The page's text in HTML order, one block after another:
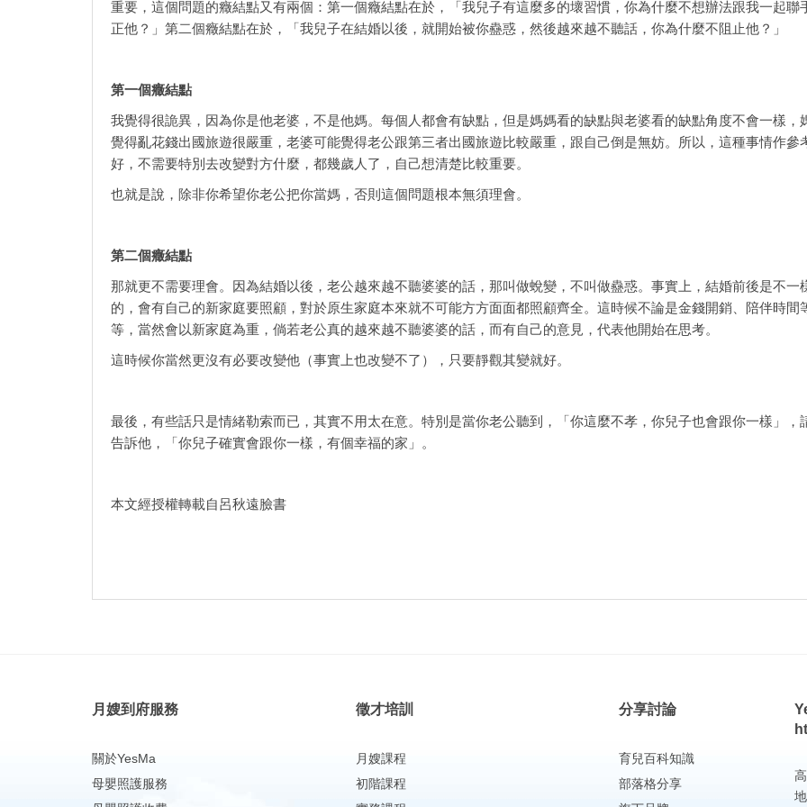
重要，這個問題的癥結點又有兩個：第一個癥結點在於，「我兒子有這麼多的壞習慣，你為什麼不想辦法跟我一起聯
正他？」第二個癥結點在於，「我兒子在結婚以後，就開始被你蠱惑，然後越來越不聽話，你為什麼不阻止他？」
第一個癥結點
我覺得很詭異，因為你是他老婆，不是他媽。每個人都會有缺點，但是媽媽看的缺點與老婆看的缺點角度不會一樣，
覺得亂花錢出國旅遊很嚴重，老婆可能覺得老公跟第三者出國旅遊比較嚴重，跟自己倒是無妨。所以，這種事情作參
好，不需要特別去改變對方什麼，都幾歲人了，自己想清楚比較重要。
也就是說，除非你希望你老公把你當媽，否則這個問題根本無須理會。
第二個癥結點
那就更不需要理會。因為結婚以後，老公越來越不聽婆婆的話，那叫做蛻變，不叫做蠱惑。事實上，結婚前後是不一
的，會有自己的新家庭要照顧，對於原生家庭本來就不可能方方面面都照顧齊全。這時候不論是金錢開銷、陪伴時間
等，當然會以新家庭為重，倘若老公真的越來越不聽婆婆的話，而有自己的意見，代表他開始在思考。
這時候你當然更沒有必要改變他（事實上也改變不了），只要靜觀其變就好。
最後，有些話只是情緒勒索而已，其實不用太在意。特別是當你老公聽到，「你這麼不孝，你兒子也會跟你一樣」，
告訴他，「你兒子確實會跟你一樣，有個幸福的家」。
本文經授權轉載自呂秋遠臉書
月嫂到府服務
關於YesMa
母嬰照護服務
徵才培訓
月嫂課程
初階課程
分享討論
育兒百科知識
部落格分享